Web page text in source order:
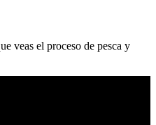
veas el proceso de pesca y